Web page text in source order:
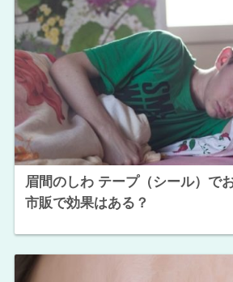
眉間のしわ テープ（シール）で
市販で効果はある？